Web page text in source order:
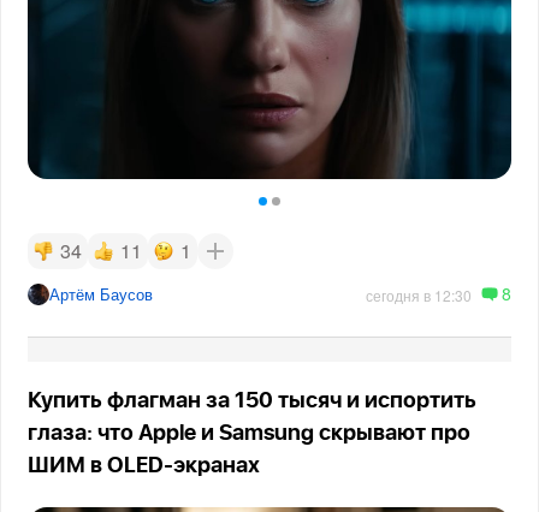
34 11 1
Артём Баусов сегодня в 12:30 8
Купить флагман за 150 тысяч и испортить
глаза: что Apple и Samsung скрывают про
ШИМ в OLED-экранах